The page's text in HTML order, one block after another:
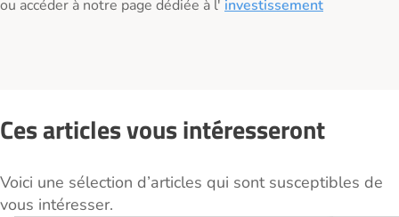
ou accéder à notre page dédiée à l' investissement
Ces articles vous intéresseront
Voici une sélection d’articles qui sont susceptibles de
vous intéresser.